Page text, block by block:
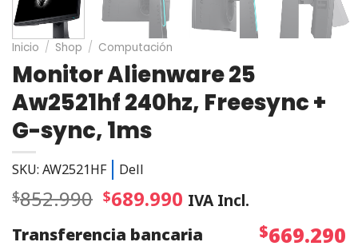
Inicio / Shop / Computación
Monitor Alienware 25
Aw2521hf 240hz, Freesync +
G-sync, 1ms
SKU: AW2521HF Dell
$852.990 $689.990 IVA Incl.
Transferencia bancaria
$669.290